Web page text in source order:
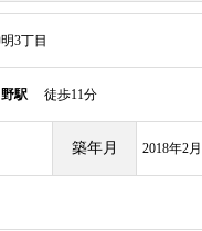
3丁目
野駅 徒歩11分
築年月 2018年2月